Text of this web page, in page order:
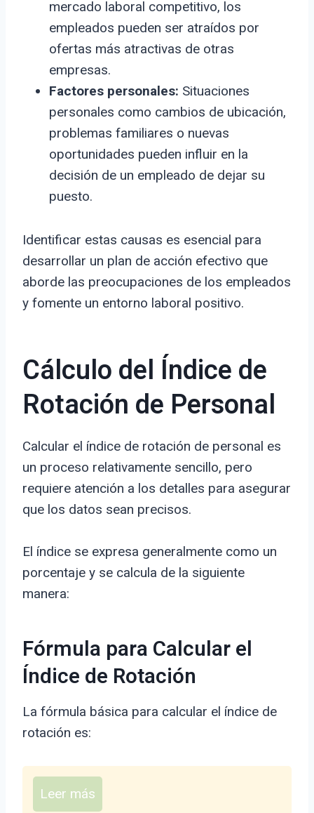
mercado laboral competitivo, los
empleados pueden ser atraídos por
ofertas más atractivas de otras
empresas.
Factores personales: Situaciones
personales como cambios de ubicación,
problemas familiares o nuevas
oportunidades pueden influir en la
decisión de un empleado de dejar su
puesto.
Identificar estas causas es esencial para
desarrollar un plan de acción efectivo que
aborde las preocupaciones de los empleados
y fomente un entorno laboral positivo.
Cálculo del Índice de
Rotación de Personal
Calcular el índice de rotación de personal es
un proceso relativamente sencillo, pero
requiere atención a los detalles para asegurar
que los datos sean precisos.
El índice se expresa generalmente como un
porcentaje y se calcula de la siguiente
manera:
Fórmula para Calcular el
Índice de Rotación
La fórmula básica para calcular el índice de
rotación es:
Leer más